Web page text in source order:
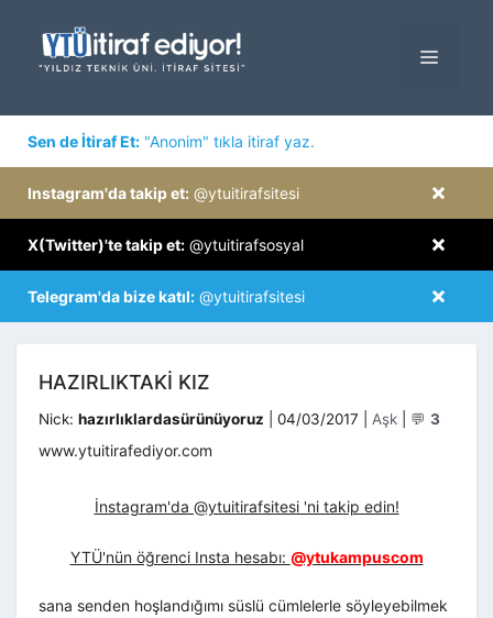
MENÜ
Sen de İtiraf Et: "Anonim" tıkla itiraf yaz.
×
Instagram'da takip et: @ytuitirafsitesi
×
X(Twitter)'te takip et: @ytuitirafsosyal
×
Telegram'da bize katıl: @ytuitirafsitesi
HAZIRLIKTAKI KIZ
Nick: hazırlıklardasürünüyoruz 04/03/2017 Kategoriler
Aşk 💬 3
www.ytuitirafediyor.com
İnstagram'da @ytuitirafsitesi 'ni takip edin!
YTÜ'nün öğrenci Insta hesabı: @ytukampuscom
sana senden hoşlandığımı süslü cümlelerle söyleyebilmek